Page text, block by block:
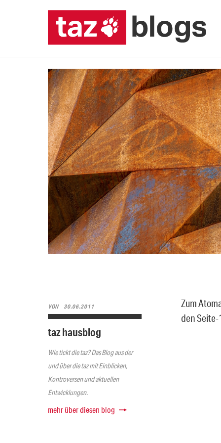
VON 30.06.2011
taz hausblog
Wie tickt die taz? Das Blog aus der
und über die taz mit Einblicken,
Kontroversen und aktuellen
Entwicklungen.
mehr über diesen blog
Zum
den